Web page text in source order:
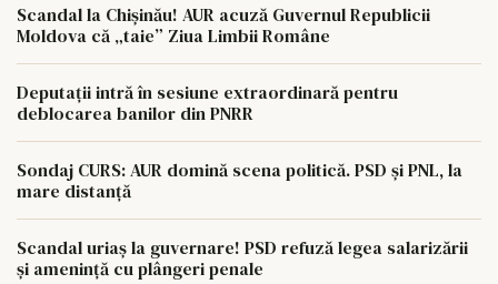
Scandal la Chișinău! AUR acuză Guvernul Republicii
Moldova că „taie” Ziua Limbii Române
Deputații intră în sesiune extraordinară pentru
deblocarea banilor din PNRR
Sondaj CURS: AUR domină scena politică. PSD și PNL, la
mare distanță
Scandal uriaș la guvernare! PSD refuză legea salarizării
și amenință cu plângeri penale